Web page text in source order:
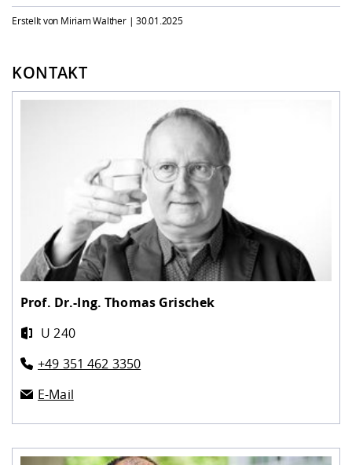
Erstellt von Miriam Walther |30.01.2025
KONTAKT
Prof. Dr.-Ing.Thomas Grischek
U 240
+49 351 462 3350
E-Mail